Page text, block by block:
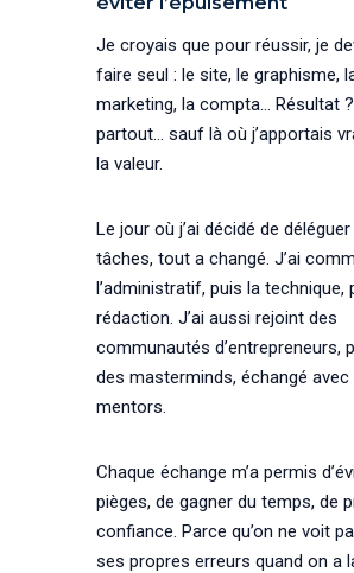
Je croyais que pour réussir, je
faire seul : le site, le graphisme,
marketing, la compta… Résultat ?
partout… sauf là où j’apportais
la valeur.
Le jour où j’ai décidé de
tâches, tout a changé. J’ai
l’administratif, puis la technique,
rédaction. J’ai aussi rejoint des
communautés d’entrepreneurs,
des masterminds, échangé avec
mentors.
Chaque échange m’a permis
pièges, de gagner du temps, de
confiance. Parce qu’on ne voit
ses propres erreurs quand on a